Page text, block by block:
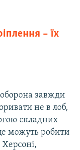
– їх
завжди
не в лоб,
складних
можуть робити